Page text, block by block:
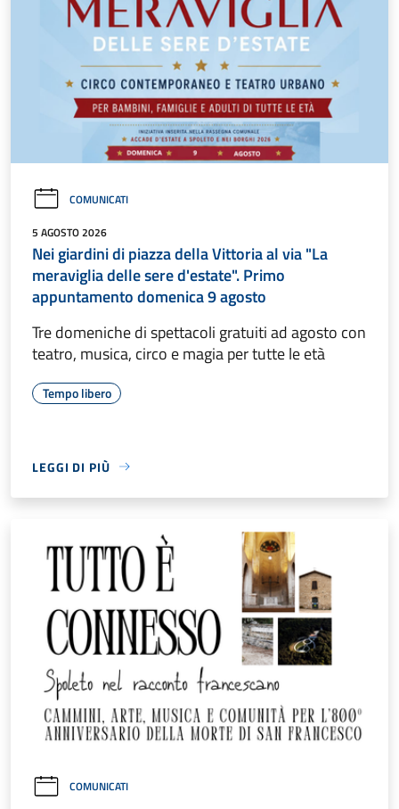
COMUNICATI
5 AGOSTO 2026
Nei giardini di piazza della Vittoria al via "La
meraviglia delle sere d'estate". Primo
appuntamento domenica 9 agosto
Tre domeniche di spettacoli gratuiti ad agosto con
teatro, musica, circo e magia per tutte le età
Tempo libero
LEGGI DI PIÙ
COMUNICATI